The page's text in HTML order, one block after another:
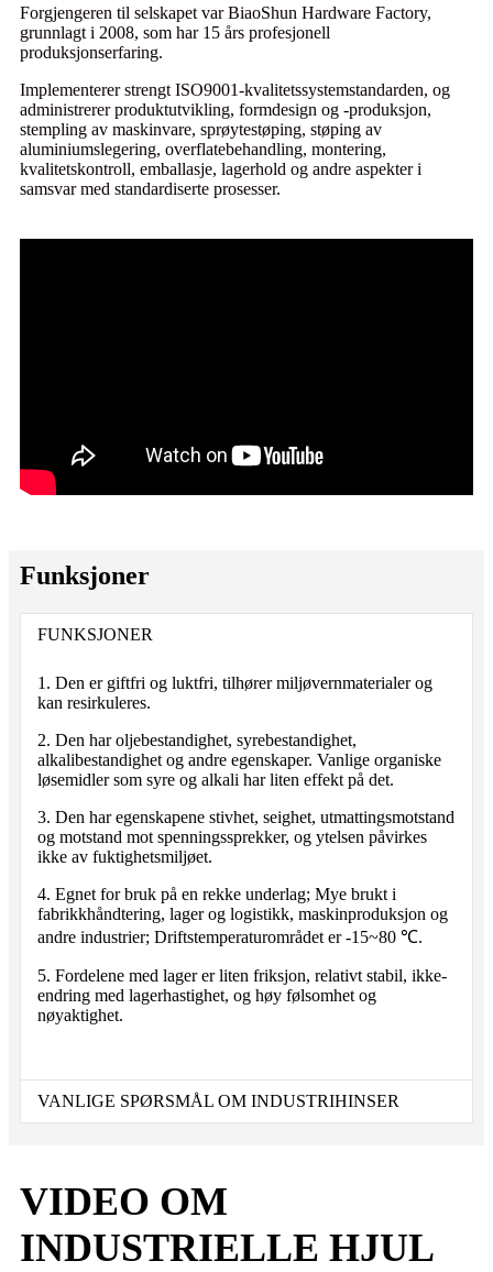
Forgjengeren til selskapet var BiaoShun Hardware Factory,
grunnlagt i 2008, som har 15 års profesjonell
produksjonserfaring.
Implementerer strengt ISO9001-kvalitetssystemstandarden, og
administrerer produktutvikling, formdesign og -produksjon,
stempling av maskinvare, sprøytestøping, støping av
aluminiumslegering, overflatebehandling, montering,
kvalitetskontroll, emballasje, lagerhold og andre aspekter i
samsvar med standardiserte prosesser.
Funksjoner
FUNKSJONER
1. Den er giftfri og luktfri, tilhører miljøvernmaterialer og
kan resirkuleres.
2. Den har oljebestandighet, syrebestandighet,
alkalibestandighet og andre egenskaper. Vanlige organiske
løsemidler som syre og alkali har liten effekt på det.
3. Den har egenskapene stivhet, seighet, utmattingsmotstand
og motstand mot spenningssprekker, og ytelsen påvirkes
ikke av fuktighetsmiljøet.
4. Egnet for bruk på en rekke underlag; Mye brukt i
fabrikkhåndtering, lager og logistikk, maskinproduksjon og
andre industrier; Driftstemperaturområdet er -15~80 ℃.
5. Fordelene med lager er liten friksjon, relativt stabil, ikke-
endring med lagerhastighet, og høy følsomhet og
nøyaktighet.
VANLIGE SPØRSMÅL OM INDUSTRIHINSER
VIDEO OM
INDUSTRIELLE HJUL